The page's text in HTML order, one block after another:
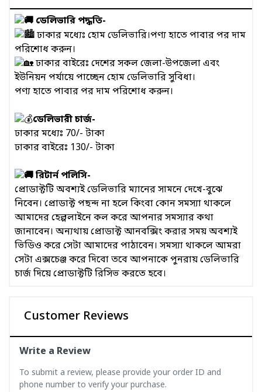
ডেলিভারি পদ্ধতি-
ঢাকার মধ্যেঃ হোম ডেলিভারি।পণ্য হাতে পাবার পর দাম
পরিশোধ করুন।
ঢাকার বাইরেঃ দেশের সকল জেলা-উপজেলা এবং
ইউনিয়ন পর্যায়ে পাচ্ছেন হোম ডেলিভারি সুবিধা।
পণ্য হাতে পাবার পর দাম পরিশোধ করুন।
ডেলিভারী চার্জ-
ঢাকার মধ্যেঃ 70/- টাকা
ঢাকার বাইরেঃ 130/- টাকা
রিটার্ন পলিসি-
প্রোডাক্টটি অবশ্যই ডেলিভারি ম্যানের সামনে দেখে-বুঝে
নিবেন। প্রোডাক্ট পছন্দ না হলে কিংবা কোন সমস্যা থাকলে
আমাদের হেল্পলাইনে কল করে আপনার সমস্যার কথা
জানাবেন। অন্যথায় প্রোডাক্ট আনবক্সিং করার সময় অবশ্যই
ভিডিও করে সেটা আমাদের পাঠাবেন। সমস্যা থাকলে আমরা
সেটা এক্সচেঞ্জ করে দিবো তবে আপনাকে পুনরায় ডেলিভারি
চার্জ দিয়ে প্রোডাক্টটি রিসিভ করতে হবে।
Customer Reviews
Write a Review
To submit a review, please provide your order ID and
phone number to verify your purchase.